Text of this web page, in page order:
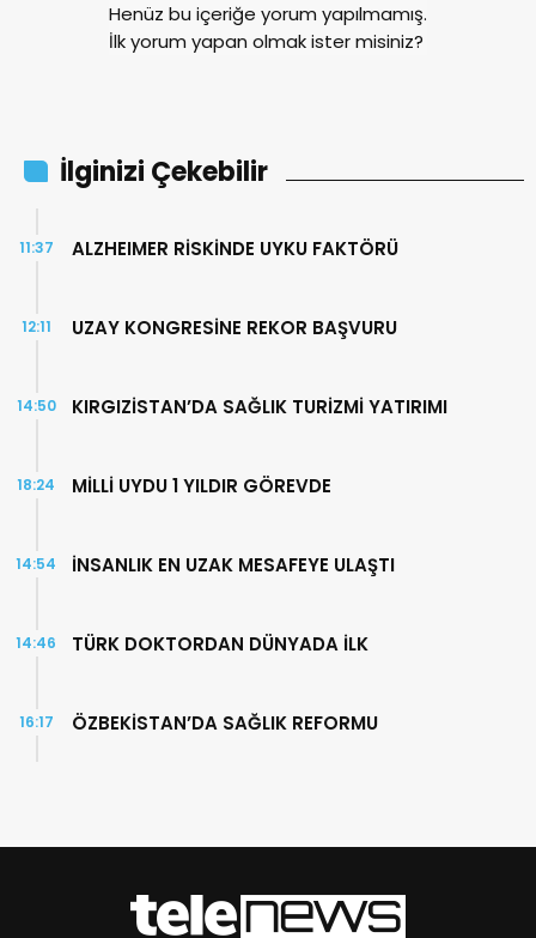
Henüz bu içeriğe yorum yapılmamış.
İlk yorum yapan olmak ister misiniz?
İlginizi Çekebilir
ALZHEIMER RİSKİNDE UYKU FAKTÖRÜ
11:37
UZAY KONGRESİNE REKOR BAŞVURU
12:11
KIRGIZİSTAN’DA SAĞLIK TURİZMİ YATIRIMI
14:50
MİLLİ UYDU 1 YILDIR GÖREVDE
18:24
İNSANLIK EN UZAK MESAFEYE ULAŞTI
14:54
TÜRK DOKTORDAN DÜNYADA İLK
14:46
ÖZBEKİSTAN’DA SAĞLIK REFORMU
16:17